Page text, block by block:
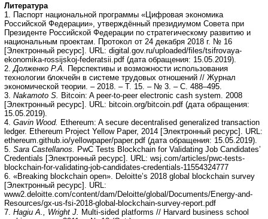
Литература
1. Паспорт национальной программы «Цифровая экономика
Российской Федерации», утверждённый президиумом Совета при
Президенте Российской Федерации по стратегическому развитию и
национальным проектам. Протокол от 24 декабря 2018 г. № 16
[Электронный ресурс]. URL: digital.gov.ru/uploaded/files/tsifrovaya-
ekonomika-rossijskoj-federatsii.pdf (дата обращения: 15.05.2019).
2. Долженко Р.А.
Перспективы и возможности использования
технологии блокчейн в системе трудовых отношений // Журнал
экономической теории. – 2018. – Т. 15. – № 3. – С. 488–495.
3. Nakamoto S. Bitcoin: A peer-to-peer electronic cash system. 2008
[Электронный ресурс]. URL: bitcoin.org/bitcoin.pdf (дата обращения:
15.05.2019).
4. Gavin Wood. Ethereum: A secure decentralised generalized transaction
ledger. Ethereum Project Yellow Paper, 2014 [Электронный ресурс]. URL:
ethereum.github.io/yellowpaper/paper.pdf (дата обращения: 15.05.2019).
5. Sara Castellanos.
PwC Tests Blockchain for Validating Job Candidates’
Credentials [Электронный ресурс]. URL: wsj.com/articles/pwc-tests-
blockchain-for-validating-job-candidates-credentials-11554324777
6. «Breaking blockchain open». Deloitte’s 2018 global blockchain survey
[Электронный ресурс]. URL:
www2.deloitte.com/content/dam/Deloitte/global/Documents/Energy-and-
Resources/gx-us-fsi-2018-global-blockchain-survey-report.pdf
7. Hagiu A., Wright J. Multi-sided platforms // Harvard business school